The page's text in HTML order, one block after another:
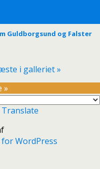
Guldborgsund og Falster
i galleriet »
»
Translate
WordPress